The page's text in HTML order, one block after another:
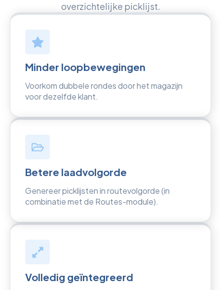
overzichtelijke picklijst.
Minder loopbewegingen
Voorkom dubbele rondes door het magazijn
voor dezelfde klant.
Betere laadvolgorde
Genereer picklijsten in routevolgorde (in
combinatie met de Routes-module).
Volledig geïntegreerd